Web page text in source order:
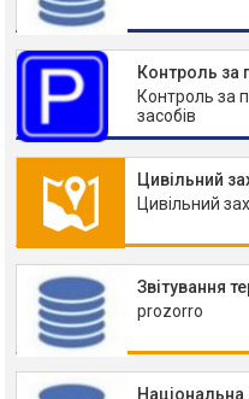
Контроль за
Контроль за
засобів
Цивільний
Цивільний
Звітування
prozorro